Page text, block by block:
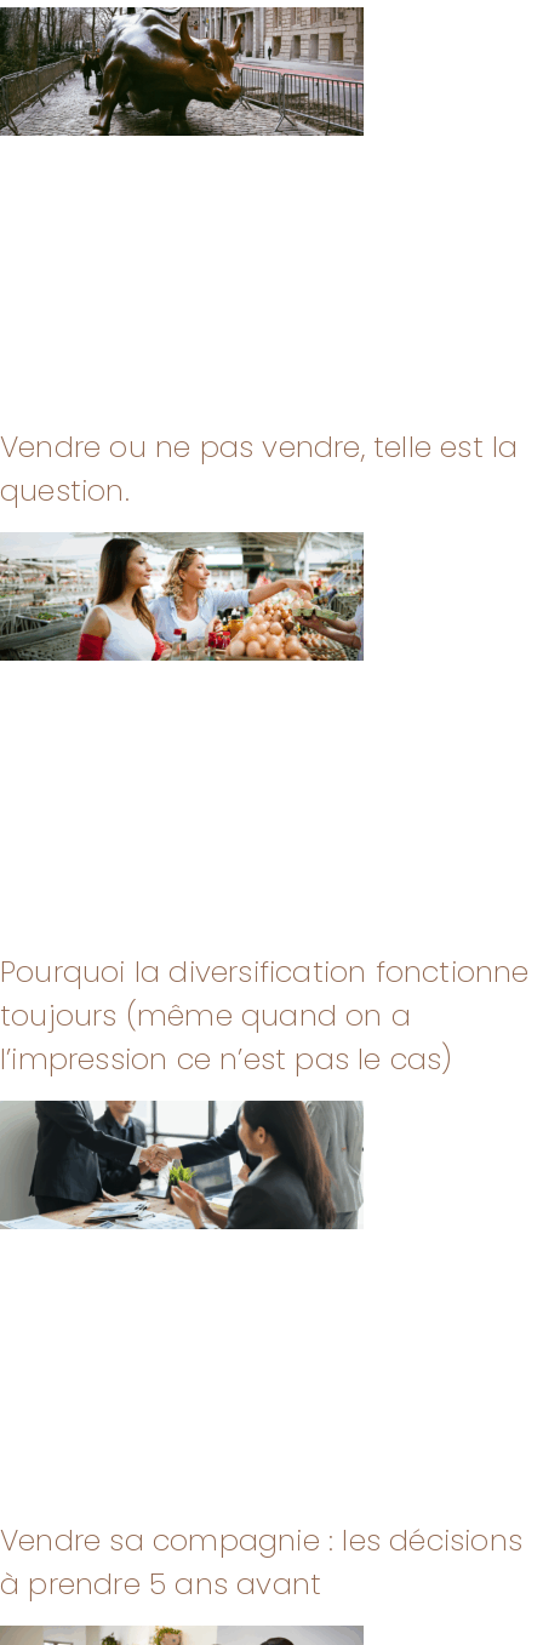
Vendre ou ne pas vendre, telle est la
question.
Pourquoi la diversification fonctionne
toujours (même quand on a
l’impression ce n’est pas le cas)
Vendre sa compagnie : les décisions
à prendre 5 ans avant